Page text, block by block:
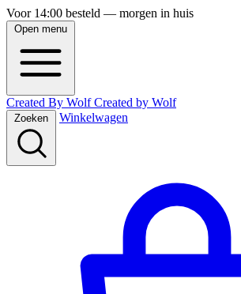
Voor 14:00 besteld — morgen in huis
Open menu
Created By Wolf Created by Wolf
Zoeken Winkelwagen